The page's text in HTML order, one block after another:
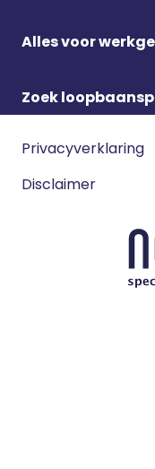
Alles voor
Zoek
Footer
navigatie
Privacyverklaring
Disclaimer